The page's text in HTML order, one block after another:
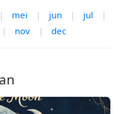
| mei | jun | jul
|
| nov | dec